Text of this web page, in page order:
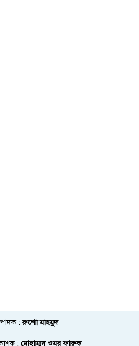
:রুশো মাহমুদ
: মোহাম্মদ ওমর ফারুক